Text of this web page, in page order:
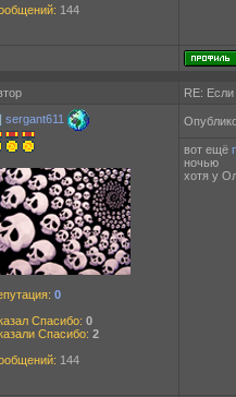
144
RE:
sergant611
0
Спасибо: 0
Спасибо: 2
144
вот ещё
ночью
хотя у